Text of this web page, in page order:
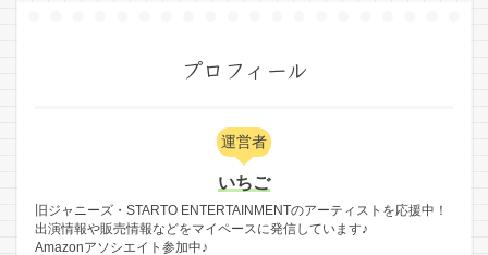
プロフィール
運営者
いちご
旧ジャニーズ・STARTO ENTERTAINMENTのアーティストを応援中！
出演情報や販売情報などをマイペースに発信しています♪
Amazonアソシエイト参加中♪